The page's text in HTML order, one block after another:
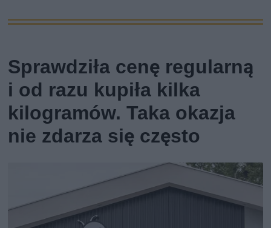
Sprawdziła cenę regularną
i od razu kupiła kilka
kilogramów. Taka okazja
nie zdarza się często